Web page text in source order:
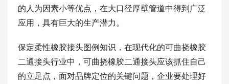
的人为因素小等优点，在大口径厚壁管道中得到广泛
应用，具有巨大的生产潜力。
保定柔性橡胶接头图例知识，在现代化的可曲挠橡胶
二通接头行业中，可曲挠橡胶二通接头应该抓住自己
的立足点，面对品牌定位的关键问题，企业要处理好